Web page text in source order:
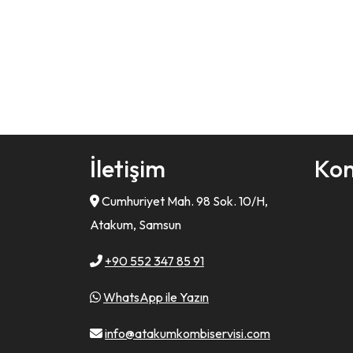
İletişim
Cumhuriyet Mah. 98 Sok. 10/H,
Atakum, Samsun
+90 552 347 85 91
WhatsApp ile Yazın
info@atakumkombiservisi.com